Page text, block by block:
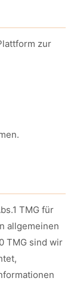
zur
TMG für
allgemeinen
TMG sind wir